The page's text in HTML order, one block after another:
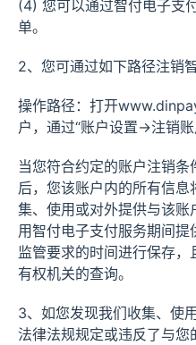
(4) 您可以通过智付电子支
单。
2、您可通过如下路径注销
操作路径：打开
户，通过“账户设置→注销账
当您符合约定的账户注销
后，您该账户内的所有信
集、使用或对外提供与该
用智付电子支付服务期间
监管要求的时间进行保存
有权机关的查询。
3、如您发现我们收集、使
法律法规规定或违反了与